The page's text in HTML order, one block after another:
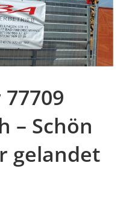
– Schön
gelandet